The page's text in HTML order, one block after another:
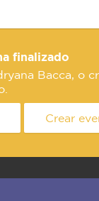
finalizado
Bacca, o
Crear